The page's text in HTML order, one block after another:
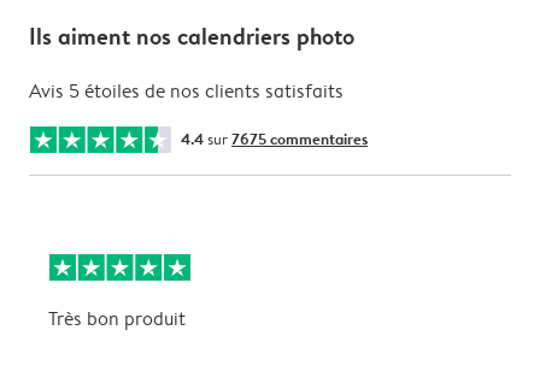
Ils aiment nos calendriers photo
Avis 5 étoiles de nos clients satisfaits
4.4sur7675 commentaires
Très bon produit